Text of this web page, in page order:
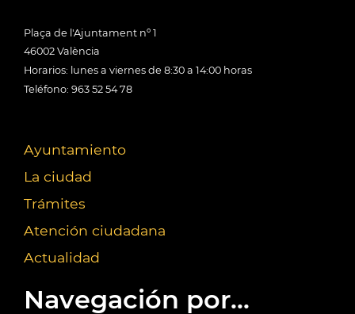
Plaça de l'Ajuntament nº 1
46002 València
Horarios: lunes a viernes de 8:30 a 14:00 horas
Teléfono: 963 52 54 78
Ayuntamiento
La ciudad
Trámites
Atención ciudadana
Actualidad
Navegación por...